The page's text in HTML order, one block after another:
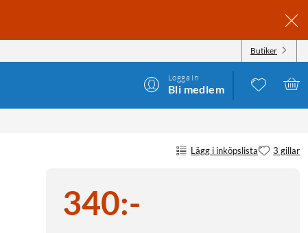
Butiker
Logga in
Bli medlem
Lägg i inköpslista 3 gillar
340:-